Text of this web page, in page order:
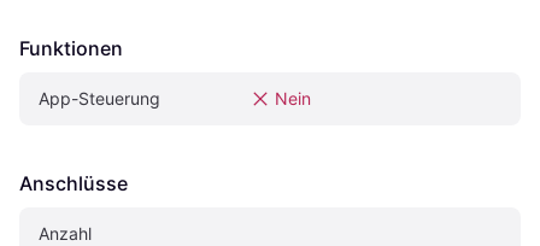
Funktionen
App-Steuerung Nein
Anschlüsse
Anzahl